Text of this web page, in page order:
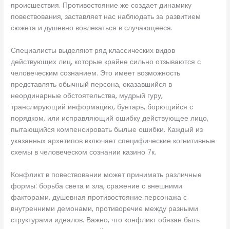
происшествия. Противостояние же создает динамику
повествования, заставляет нас наблюдать за развитием
сюжета и душевно вовлекаться в случающееся.
Специалисты выделяют ряд классических видов
действующих лиц, которые крайне сильно отзываются с
человеческим сознанием. Это имеет возможность
представлять обычный персона, оказавшийся в
неординарные обстоятельства, мудрый гуру,
транслирующий информацию, бунтарь, борющийся с
порядком, или исправляющий ошибку действующее лицо,
пытающийся компенсировать былые ошибки. Каждый из
указанных архетипов включает специфические когнитивные
схемы в человеческом сознании казино 7к.
Конфликт в повествовании может принимать различные
формы: борьба света и зла, сражение с внешними
факторами, душевная противостояние персонажа с
внутренними демонами, противоречие между разными
структурами идеалов. Важно, что конфликт обязан быть